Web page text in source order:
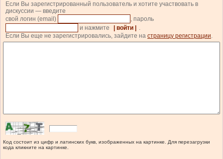
Если Вы зарегистрированный пользователь и хотите участвовать в
дискуссии — введите
свой логин (email)
, пароль
и нажмите
| войти |
.
Если Вы еще не зарегистрировались, зайдите на страницу регистрации.
Код состоит из цифр и латинских букв, изображенных на картинке. Для перезагрузки
кода кликните на картинке.